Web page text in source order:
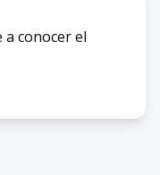
conocer el